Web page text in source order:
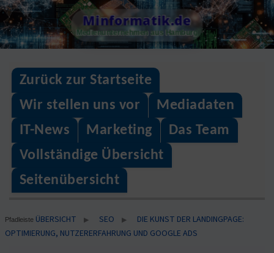
Skip
to
content
Minformatik.de
Medienunternehmen aus Hamburg
Zurück zur Startseite
Wir stellen uns vor
Mediadaten
IT-News
Marketing
Das Team
Vollständige Übersicht
Seitenübersicht
Pfadleiste ÜBERSICHT ▶ SEO ▶
DIE KUNST DER LANDINGPAGE:
OPTIMIERUNG, NUTZERERFAHRUNG UND GOOGLE ADS